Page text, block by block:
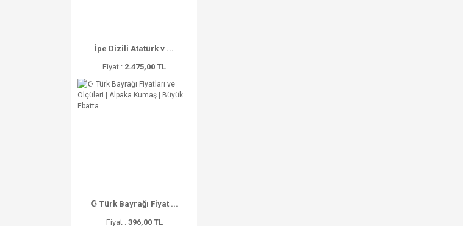
İpe Dizili Atatürk v ...
Fiyat : 2.475,00 TL
☪ Türk Bayrağı Fiyat ...
Fiyat : 396,00 TL